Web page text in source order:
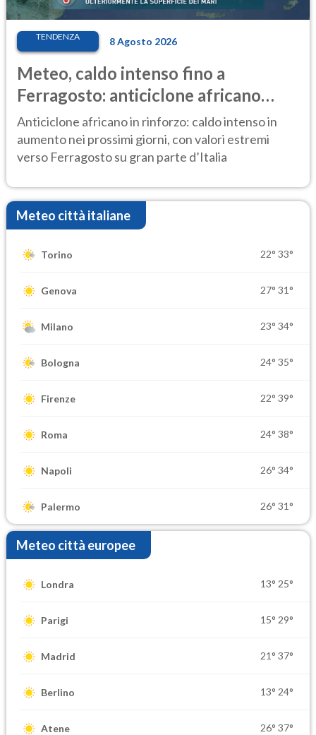
TENDENZA 8 Agosto 2026
Meteo, caldo intenso fino a
Ferragosto: anticiclone africano
ancora protagonista
Anticiclone africano in rinforzo: caldo intenso in
aumento nei prossimi giorni, con valori estremi
verso Ferragosto su gran parte d’Italia
Meteo città italiane
Torino 22° 33°
Genova 27° 31°
Milano 23° 34°
Bologna 24° 35°
Firenze 22° 39°
Roma 24° 38°
Napoli 26° 34°
Palermo 26° 31°
Meteo città europee
Londra 13° 25°
Parigi 15° 29°
Madrid 21° 37°
Berlino 13° 24°
Atene 26° 37°